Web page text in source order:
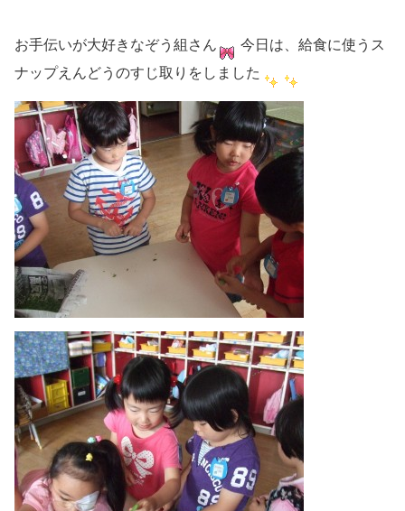
お手伝いが大好きなぞう組さん
今日は、給食に使うス
ナップえんどうのすじ取りをしました